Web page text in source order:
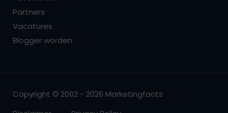
Partners
Vacatures
Blogger worden
Copyright © 2002 - 2026 Marketingfacts